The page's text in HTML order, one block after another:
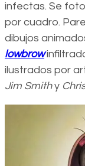
infectas. Se
por cuadro.
dibujos
lowbrow
ilustrados por
Jim Smithy